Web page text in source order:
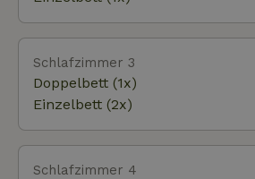
Schlafzimmer 3
Doppelbett (1x)
Einzelbett (2x)
Schlafzimmer 4